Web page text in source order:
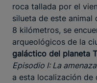
roca tallada por el
silueta de este animal
8 kilómetros, se
arqueológicos de la
galáctico del planeta
Episodio I: La
a esta localización